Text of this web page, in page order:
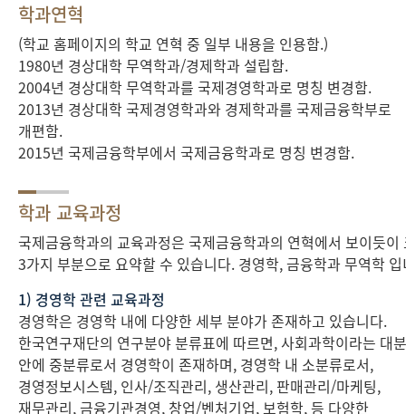
학과연혁
(학교 홈페이지의 학교 연혁 중 일부 내용을 인용함.)
1980년 경상대학 무역학과/경제학과 설립함.
2004년 경상대학 무역학과를 국제경영학과로 명칭 변경함.
2013년 경상대학 국제경영학과와 경제학과를 국제금융학부로
개편함.
2015년 국제금융학부에서 국제금융학과로 명칭 변경함.
학과 교육과정
국제금융학과의 교육과정은 국제금융학과의 연혁에서 보이듯이
3가지 부분으로 요약할 수 있습니다. 경영학, 금융학과 무역학
1) 경영학 관련 교육과정
경영학은 경영학 내에 다양한 세부 분야가 존재하고 있습니다.
한국연구재단의 연구분야 분류표에 따르면, 사회과학이라는 대
안에 중분류로서 경영학이 존재하며, 경영학 내 소분류로서,
경영정보시스템, 인사/조직관리, 생산관리, 판매관리/마케팅,
재무관리, 금융기관경영, 창업/벤처기업, 보험학, 등 다양한